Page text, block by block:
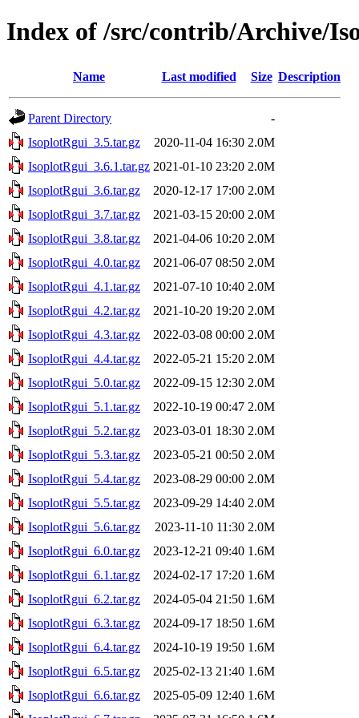
Index of /src/contrib/Archive/
Name Last modified Size Description
Parent Directory
-
IsoplotRgui_3.5.tar.gz
2020-11-04 16:30 2.0M
IsoplotRgui_3.6.1.tar.gz 2021-01-10 23:20 2.0M
IsoplotRgui_3.6.tar.gz
2020-12-17 17:00 2.0M
IsoplotRgui_3.7.tar.gz
2021-03-15 20:00 2.0M
IsoplotRgui_3.8.tar.gz
2021-04-06 10:20 2.0M
IsoplotRgui_4.0.tar.gz
2021-06-07 08:50 2.0M
IsoplotRgui_4.1.tar.gz
2021-07-10 10:40 2.0M
IsoplotRgui_4.2.tar.gz
2021-10-20 19:20 2.0M
IsoplotRgui_4.3.tar.gz
2022-03-08 00:00 2.0M
IsoplotRgui_4.4.tar.gz
2022-05-21 15:20 2.0M
IsoplotRgui_5.0.tar.gz
2022-09-15 12:30 2.0M
IsoplotRgui_5.1.tar.gz
2022-10-19 00:47 2.0M
IsoplotRgui_5.2.tar.gz
2023-03-01 18:30 2.0M
IsoplotRgui_5.3.tar.gz
2023-05-21 00:50 2.0M
IsoplotRgui_5.4.tar.gz
2023-08-29 00:00 2.0M
IsoplotRgui_5.5.tar.gz
2023-09-29 14:40 2.0M
IsoplotRgui_5.6.tar.gz
2023-11-10 11:30 2.0M
IsoplotRgui_6.0.tar.gz
2023-12-21 09:40 1.6M
IsoplotRgui_6.1.tar.gz
2024-02-17 17:20 1.6M
IsoplotRgui_6.2.tar.gz
2024-05-04 21:50 1.6M
IsoplotRgui_6.3.tar.gz
2024-09-17 18:50 1.6M
IsoplotRgui_6.4.tar.gz
2024-10-19 19:50 1.6M
IsoplotRgui_6.5.tar.gz
2025-02-13 21:40 1.6M
IsoplotRgui_6.6.tar.gz
2025-05-09 12:40 1.6M